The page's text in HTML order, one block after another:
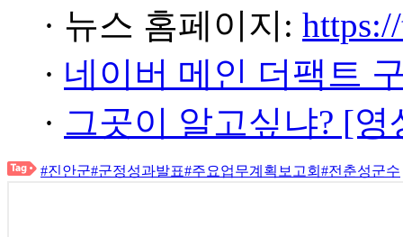
· 뉴스 홈페이지:
· 네이버 메인 더팩트
· 그곳이 알고싶냐? [
#진안군#군정성과발표#주요업무계획보고회 #전춘성군수